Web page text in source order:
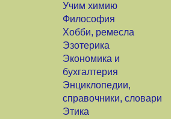
Учим химию
Философия
Хобби, ремесла
Эзотерика
Экономика и
бухгалтерия
Энциклопедии,
справочники, словари
Этика